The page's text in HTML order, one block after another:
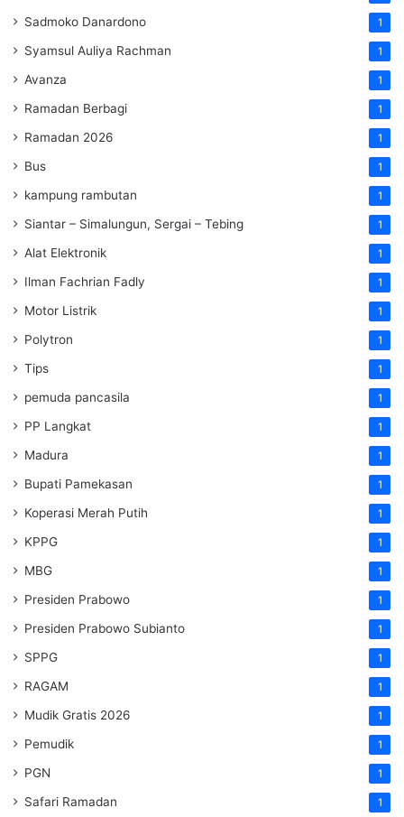
Sadmoko Danardono 1
Syamsul Auliya Rachman 1
Avanza 1
Ramadan Berbagi 1
Ramadan 2026 1
Bus 1
kampung rambutan 1
Siantar – Simalungun, Sergai – Tebing 1
Alat Elektronik 1
Ilman Fachrian Fadly 1
Motor Listrik 1
Polytron 1
Tips 1
pemuda pancasila 1
PP Langkat 1
Madura 1
Bupati Pamekasan 1
Koperasi Merah Putih 1
KPPG 1
MBG 1
Presiden Prabowo 1
Presiden Prabowo Subianto 1
SPPG 1
RAGAM 1
Mudik Gratis 2026 1
Pemudik 1
PGN 1
Safari Ramadan 1